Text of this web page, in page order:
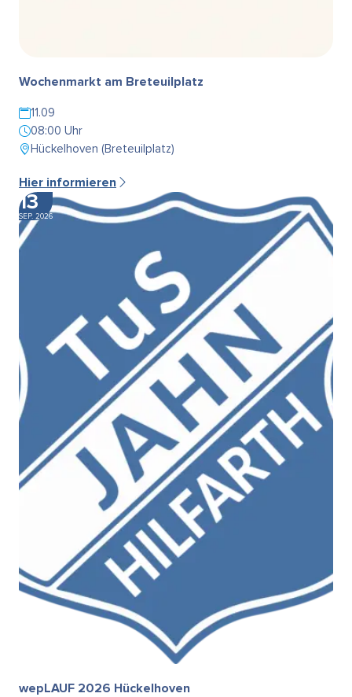
Wochenmarkt am Breteuilplatz
11.09
08:00 Uhr
Hückelhoven (Breteuilplatz)
Hier informieren
13
SEP. 2026
wepLAUF 2026 Hückelhoven